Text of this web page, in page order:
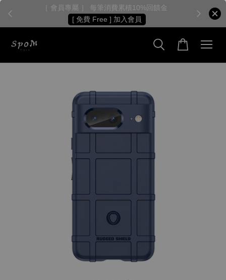
［ 會員專屬 ］ 每筆消費累積10%回饋金
[ 免費 Free ] 加入會員